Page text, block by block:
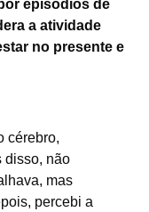
episódios de
a atividade
no presente e
cérebro,
disso, não
mas
percebi a